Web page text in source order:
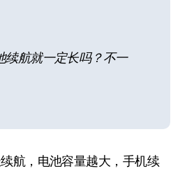
续航就一定长吗？不一
航，电池容量越大，手机续